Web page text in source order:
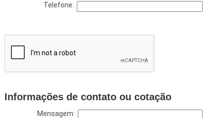
Telefone:
Informações de contato ou cotação
Mensagem: